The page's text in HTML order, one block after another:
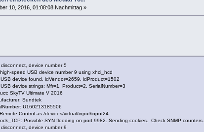
frontend0
dvr0
frontend0
dvr0
demux0
frontend0
dvr0
demux0
10, 2016, 01:08:08 Nachmittag »
device number 5
speed USB device number 9 using xhci_hcd
device found, idVendor=2659, idProduct=1502
device strings: Mfr=1, Product=2, SerialNumber=3
SkyTV Ultimate V 2016
Sundtek
U160213185506
Control as /devices/virtual/input/input24
Possible SYN flooding on port 9982. Sending cookies. Check SNMP counters.
device number 9